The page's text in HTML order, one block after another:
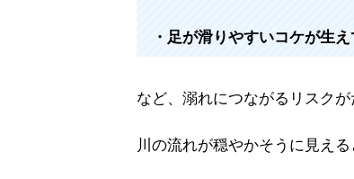
・足が滑りやすいコケが生
など、溺れにつながるリスクが
川の流れが穏やかそうに見え